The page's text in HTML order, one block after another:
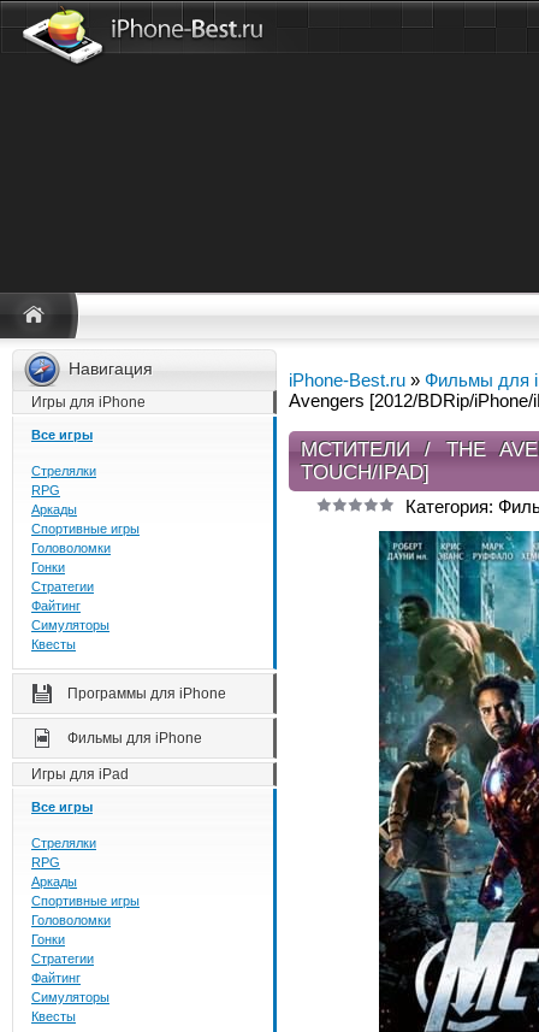
Навигация
Игры для iPhone
Все игры
Стрелялки
RPG
Аркады
Спортивные игры
Головоломки
Гонки
Стратегии
Файтинг
Симуляторы
Квесты
Программы для iPhone
Фильмы для iPhone
Игры для iPad
Все игры
Стрелялки
RPG
Аркады
Спортивные игры
Головоломки
Гонки
Стратегии
Файтинг
Симуляторы
Квесты
iPhone-Best.ru » Фильмы для
Avengers [2012/BDRip/iPhone/
МСТИТЕЛИ / THE
TOUCH/IPAD]
Категория: